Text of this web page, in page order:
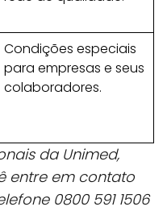
Condições especiais
para empresas e seus
colaboradores.
da Unimed,
entre em contato
0800 591 1506